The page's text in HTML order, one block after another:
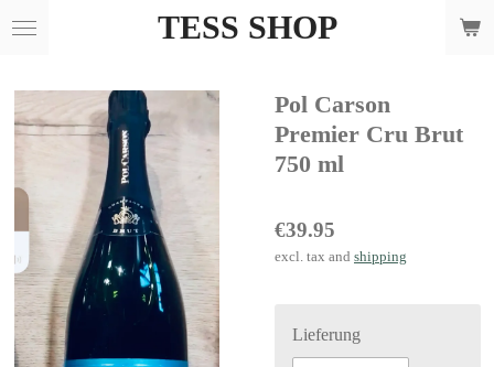
Skip
TESS SHOP
Pol Carson
Premier Cru Brut
750 ml
€39.95
excl. tax and shipping
Lieferung